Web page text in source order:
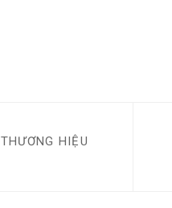
THƯƠNG HIỆU